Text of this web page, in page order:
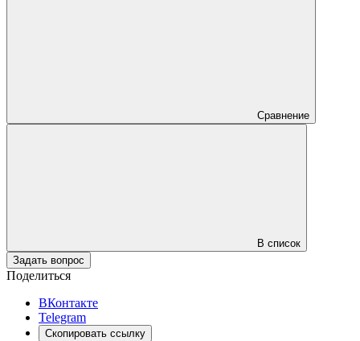
Сравнение
В список
Задать вопрос
Поделиться
ВКонтакте
Telegram
Скопировать ссылку